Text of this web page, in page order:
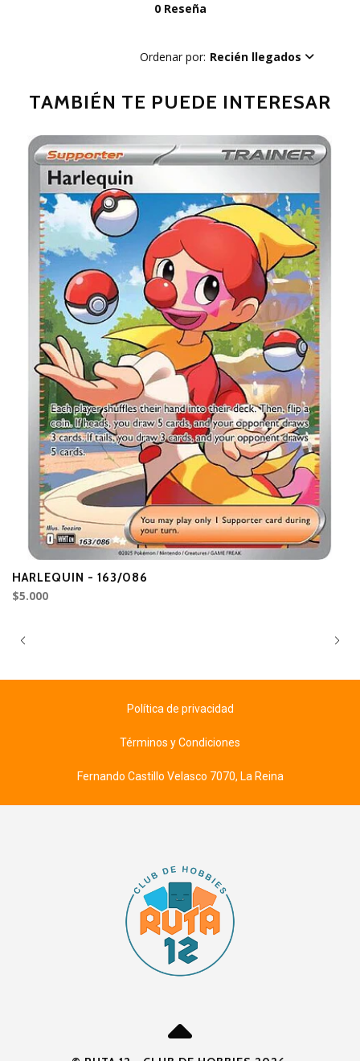
0 Reseña
Ordenar por: Recién llegados
TAMBIÉN TE PUEDE INTERESAR
HARLEQUIN - 163/086
$5.000
Política de privacidad
Términos y Condiciones
Fernando Castillo Velasco 7070, La Reina